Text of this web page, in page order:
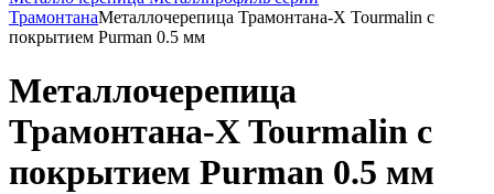
ТрамонтанаМеталлочерепица Трамонтана-X Tourmalin с
покрытием Purman 0.5 мм
Металлочерепица
Трамонтана-X Tourmalin с
покрытием Purman 0.5 мм